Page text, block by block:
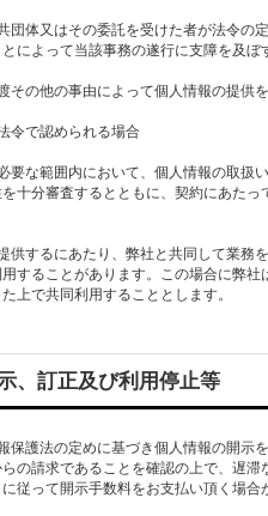
団体又はその委託を受けた者が法令
によって当該事務の遂行に支障を及ぼ
その他の事由によって個人情報の提供
令で認められる場合
な範囲内において、個人情報の取扱
十分審査するとともに、契約にあた
するにあたり、弊社と共同して業務
することがあります。この場合に弊
上で共同利用することとします。
訂正及び利用停止等
護法の定めに基づき個人情報の開示
の請求であることを確認の上で、遅
従って開示手数料をお支払い頂く場合